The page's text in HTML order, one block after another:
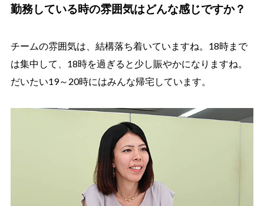
勤務している時の雰囲気はどんな感じですか？
チームの雰囲気は、結構落ち着いていますね。18時まで
は集中して、18時を過ぎると少し賑やかになりますね。
だいたい19～20時にはみんな帰宅しています。